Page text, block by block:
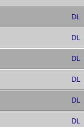
DL
DL
DL
DL
DL
DL